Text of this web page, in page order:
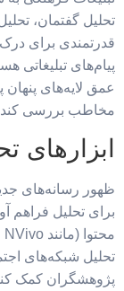
تحلیل گفتمان،
قدرتمندی برای درک
پیام‌های تبلیغاتی
عمق لایه‌های پنهان
مخاطب بررسی
ابزارهای
ظهور رسانه‌های
برای تحلیل فراهم
تحلیل شبکه‌های
پژوهشگران کمک